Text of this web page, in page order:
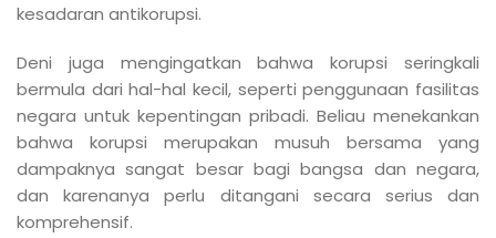
kesadaran antikorupsi.
Deni juga mengingatkan bahwa korupsi seringkali
bermula dari hal-hal kecil, seperti penggunaan fasilitas
negara untuk kepentingan pribadi. Beliau menekankan
bahwa korupsi merupakan musuh bersama yang
dampaknya sangat besar bagi bangsa dan negara,
dan karenanya perlu ditangani secara serius dan
komprehensif.